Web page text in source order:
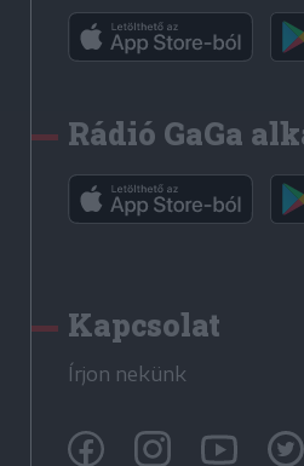
Rádió GaGa
Kapcsolat
Írjon nekünk